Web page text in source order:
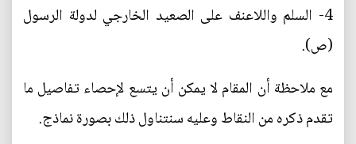
4- السلم واللاعنف على الصعيد الخارجي لدولة الرسول
(ص).
مع ملاحظة أن المقام لا يمكن أن يتسع لإحصاء تفاصيل ما
تقدم ذكره من النقاط وعليه سنتناول ذلك بصورة نماذج.